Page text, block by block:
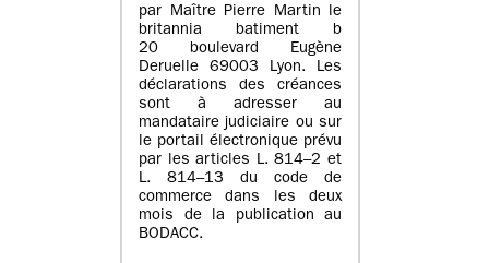
par Maître Pierre Martin le
britannia batiment b
20 boulevard Eugène
Deruelle 69003 Lyon. Les
déclarations des créances
sont à adresser au
mandataire judiciaire ou sur
le portail électronique prévu
par les articles L. 814–2 et
L. 814–13 du code de
commerce dans les deux
mois de la publication au
BODACC.